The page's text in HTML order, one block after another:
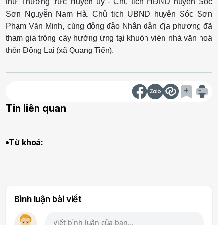
thư Thường trực Huyện uỷ - Chủ tịch HĐND huyện Sóc
Sơn Nguyễn Nam Hà, Chủ tịch UBND huyện Sóc Sơn
Phạm Văn Minh, cùng đông đảo Nhân dân địa phương đã
tham gia trồng cây hưởng ứng tại khuôn viên nhà văn hoá
thôn Đông Lai (xã Quang Tiến).
Tin liên quan
Từ khoá:
Bình luận bài viết